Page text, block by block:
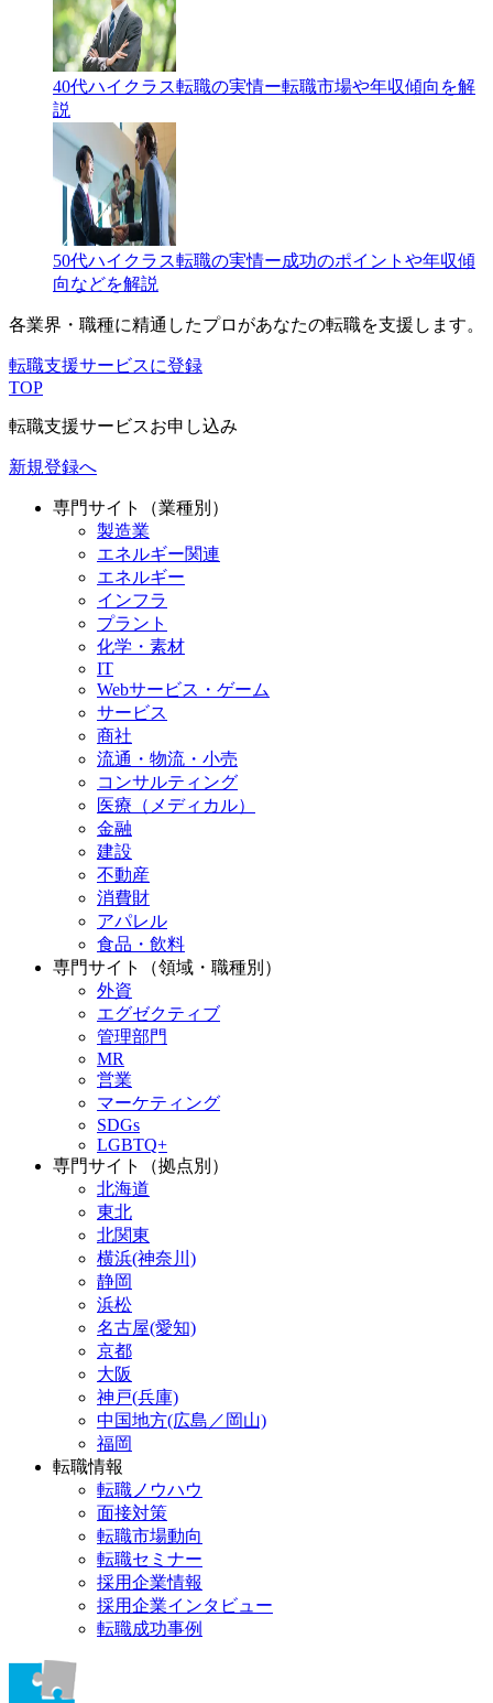
40代ハイクラス転職の実情ー転職市場や年収傾向を解
説
50代ハイクラス転職の実情ー成功のポイントや年収傾
向などを解説
各業界・職種に精通したプロがあなたの転職を支援します。
転職支援サービスに登録
TOP
転職支援サービスお申し込み
新規登録へ
専門サイト（業種別）
製造業
エネルギー関連
エネルギー
インフラ
プラント
化学・素材
IT
Webサービス・ゲーム
サービス
商社
流通・物流・小売
コンサルティング
医療（メディカル）
金融
建設
不動産
消費財
アパレル
食品・飲料
専門サイト（領域・職種別）
外資
エグゼクティブ
管理部門
MR
営業
マーケティング
SDGs
LGBTQ+
専門サイト（拠点別）
北海道
東北
北関東
横浜(神奈川)
静岡
浜松
名古屋(愛知)
京都
大阪
神戸(兵庫)
中国地方(広島／岡山)
福岡
転職情報
転職ノウハウ
面接対策
転職市場動向
転職セミナー
採用企業情報
採用企業インタビュー
転職成功事例